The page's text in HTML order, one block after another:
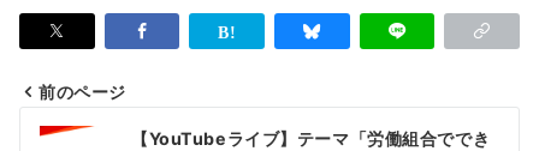
投
前のページ
【YouTubeライブ】テーマ「労働組合ででき